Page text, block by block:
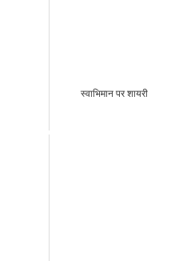
स्वाभिमान पर शायरी